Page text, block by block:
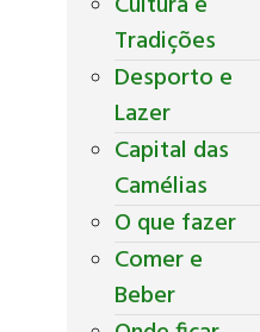
Tradições
Desporto e
Lazer
Capital das
Camélias
O que fazer
Comer e
Beber